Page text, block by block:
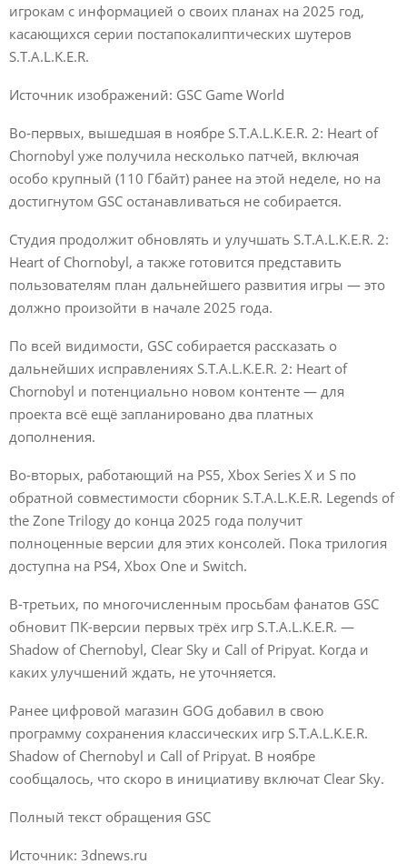
игрокам с информацией о своих планах на 2025 год,
касающихся серии постапокалиптических шутеров
S.T.A.L.K.E.R.
Источник изображений: GSC Game World
Во-первых, вышедшая в ноябре S.T.A.L.K.E.R. 2: Heart of
Chornobyl уже получила несколько патчей, включая
особо крупный (110 Гбайт) ранее на этой неделе, но на
достигнутом GSC останавливаться не собирается.
Студия продолжит обновлять и улучшать S.T.A.L.K.E.R. 2:
Heart of Chornobyl, а также готовится представить
пользователям план дальнейшего развития игры — это
должно произойти в начале 2025 года.
По всей видимости, GSC собирается рассказать о
дальнейших исправлениях S.T.A.L.K.E.R. 2: Heart of
Chornobyl и потенциально новом контенте — для
проекта всё ещё запланировано два платных
дополнения.
Во-вторых, работающий на PS5, Xbox Series X и S по
обратной совместимости сборник S.T.A.L.K.E.R. Legends of
the Zone Trilogy до конца 2025 года получит
полноценные версии для этих консолей. Пока трилогия
доступна на PS4, Xbox One и Switch.
В-третьих, по многочисленным просьбам фанатов GSC
обновит ПК-версии первых трёх игр S.T.A.L.K.E.R. —
Shadow of Chernobyl, Clear Sky и Call of Pripyat. Когда и
каких улучшений ждать, не уточняется.
Ранее цифровой магазин GOG добавил в свою
программу сохранения классических игр S.T.A.L.K.E.R.
Shadow of Chernobyl и Call of Pripyat. В ноябре
сообщалось, что скоро в инициативу включат Clear Sky.
Полный текст обращения GSC
Источник: 3dnews.ru